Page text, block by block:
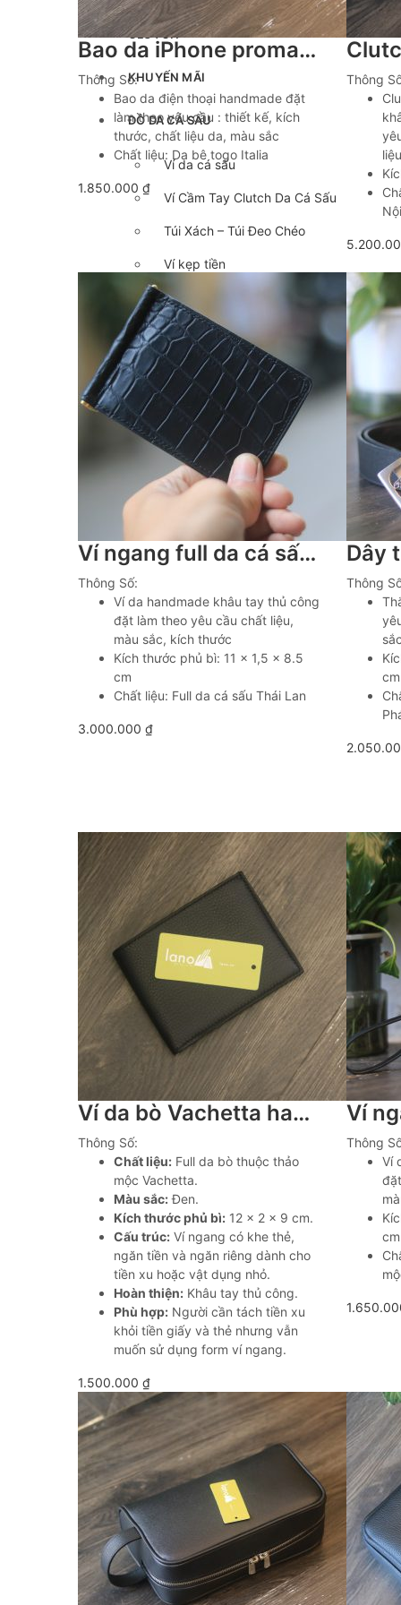
CLUTCH
KHUYẾN MÃI
ĐỒ DA CÁ SẤU
Ví da cá sấu
Ví Cầm Tay Clutch Da Cá Sấu
Túi Xách – Túi Đeo Chéo
Ví kẹp tiền
LIÊN HỆ
Bao da iPhone promax, Samsung S26 ultra khâu tay lano BDH08
Thông Số:
Bao da điện thoại handmade đặt
làm theo yêu cầu : thiết kế, kích
thước, chất liệu da, màu sắc
Chất liệu: Da bê togo Italia
1.850.000 ₫
Thông
Ví ngang full da cá sấu Thái Lan khâu tay Lano VKT04
Thông Số:
Ví da handmade khâu tay thủ công
đặt làm theo yêu cầu chất liệu,
màu sắc, kích thước
Kích thước phủ bì: 11 x 1,5 x 8.5
cm
Chất liệu: Full da cá sấu Thái Lan
3.000.000 ₫
Thông
sắc
cm
Ví da bò Vachetta handmade khâu tay có ngăn đựng xu Lano VDNTK040
Thông Số:
Chất liệu: Full da bò thuộc thảo
mộc Vachetta.
Màu sắc:Đen.
Kích thước phủ bì: 12 × 2 × 9 cm.
Cấu trúc: Ví ngang có khe thẻ,
ngăn tiền và ngăn riêng dành cho
tiền xu hoặc vật dụng nhỏ.
Hoàn thiện: Khâu tay thủ công.
Phù hợp: Người cần tách tiền xu
khỏi tiền giấy và thẻ nhưng vẫn
muốn sử dụng form ví ngang.
1.500.000 ₫
Thông
Ví
cm